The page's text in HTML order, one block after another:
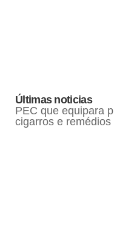
Últimas noticias
PEC que equipara
cigarros e